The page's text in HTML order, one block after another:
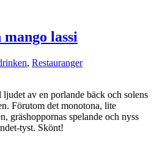
lassi
, Restauranger
av en porlande bäck och solens
Förutom det monotona, lite
gräshoppornas spelande och nyss
tyst. Skönt!